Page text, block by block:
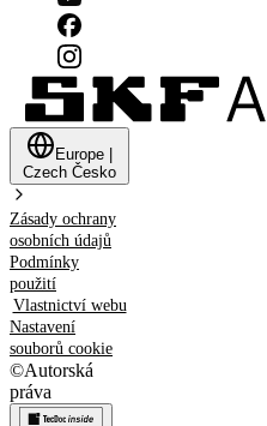
Europe
Czech Česko
Zásady ochrany
osobních údajů
Podmínky
použití
Vlastnictví webu
Nastavení
souborů cookie
©Autorská
práva